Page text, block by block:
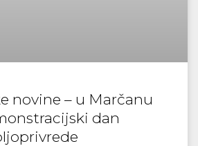
novine – u Marčanu
dan